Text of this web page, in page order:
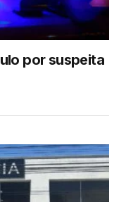
por suspeita